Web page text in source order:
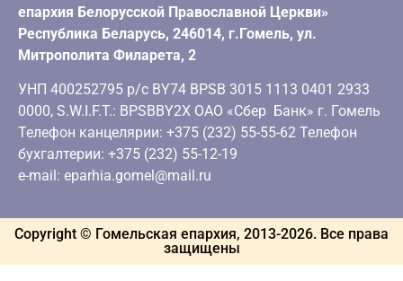
епархия Белорусской Православной Церкви»
Республика Беларусь, 246014, г.Гомель, ул.
Митрополита Филарета, 2
УНП 400252795 р/с BY74 BPSB 3015 1113 0401 2933
0000, S.W.I.F.T.: BPSBBY2X ОАО «Сбер Банк» г. Гомель
Телефон канцелярии: +375 (232) 55-55-62 Телефон
бухгалтерии: +375 (232) 55-12-19
e-mail: eparhia.gomel@mail.ru
Copyright © Гомельская епархия, 2013-2026. Все права
защищены